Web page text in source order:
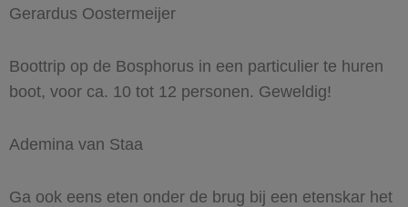
Gerardus Oostermeijer
Boottrip op de Bosphorus in een particulier te huren
boot, voor ca. 10 tot 12 personen. Geweldig!
Ademina van Staa
Ga ook eens eten onder de brug bij een etenskar het